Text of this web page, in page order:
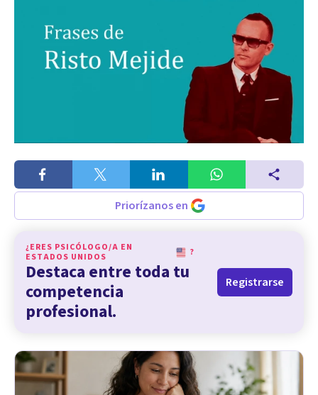
Priorízanos en
¿ERES PSICÓLOGO/A EN
ESTADOS UNIDOS
?
Destaca entre toda tu
competencia
profesional.
Registrarse